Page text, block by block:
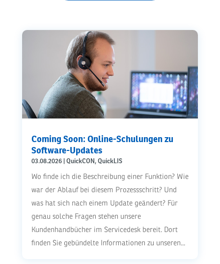
Coming Soon: Online-Schulungen zu
Software-Updates
03.08.2026| QuickCON , QuickLIS
Wo finde ich die Beschreibung einer Funktion? Wie
war der Ablauf bei diesem Prozessschritt? Und
was hat sich nach einem Update geändert? Für
genau solche Fragen stehen unsere
Kundenhandbücher im Servicedesk bereit. Dort
finden Sie gebündelte Informationen zu unseren...